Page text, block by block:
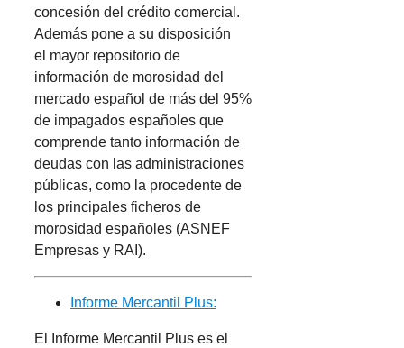
concesión del crédito comercial.
Además pone a su disposición
el mayor repositorio de
información de morosidad del
mercado español de más del 95%
de impagados españoles que
comprende tanto información de
deudas con las administraciones
públicas, como la procedente de
los principales ficheros de
morosidad españoles (ASNEF
Empresas y RAI).
Informe Mercantil Plus:
El Informe Mercantil Plus es el